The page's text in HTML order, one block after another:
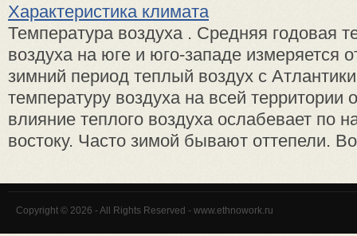
Характеристика климата
Температура воздуха . Средняя годовая
воздуха на юге и юго-западе измеряется
зимний период теплый воздух с
температуру воздуха на всей территории
влияние теплого воздуха ослабевает по
востоку. Часто зимой бывают оттепели.
Copyright © 2026 - All Rights Reserved - www.ethnowork.ru